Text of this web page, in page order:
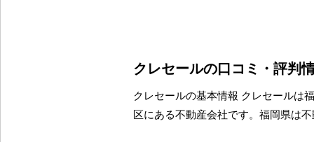
クレセールの口コミ・評判
クレセールの基本情報 クレセールは
区にある不動産会社です。福岡県は